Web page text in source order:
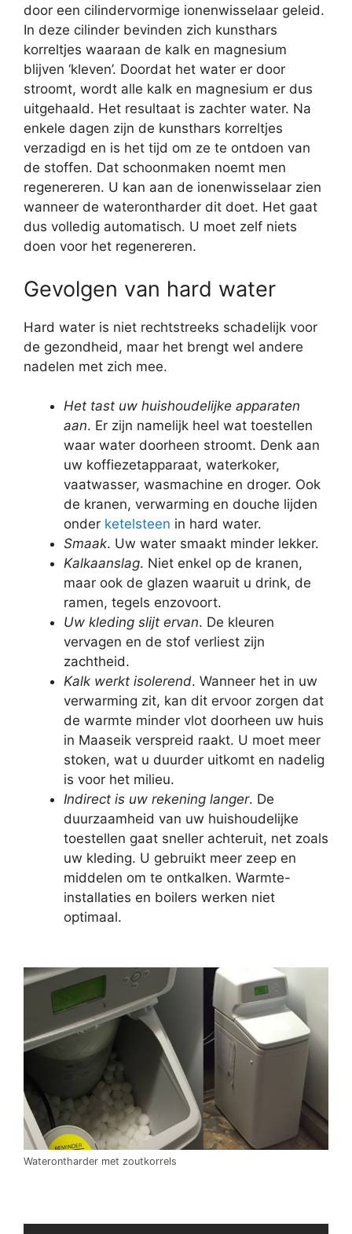
door een cilindervormige ionenwisselaar geleid.
In deze cilinder bevinden zich kunsthars
korreltjes waaraan de kalk en magnesium
blijven ‘kleven’. Doordat het water er door
stroomt, wordt alle kalk en magnesium er dus
uitgehaald. Het resultaat is zachter water. Na
enkele dagen zijn de kunsthars korreltjes
verzadigd en is het tijd om ze te ontdoen van
de stoffen. Dat schoonmaken noemt men
regenereren. U kan aan de ionenwisselaar zien
wanneer de waterontharder dit doet. Het gaat
dus volledig automatisch. U moet zelf niets
doen voor het regenereren.
Gevolgen van hard water
Hard water is niet rechtstreeks schadelijk voor
de gezondheid, maar het brengt wel andere
nadelen met zich mee.
Het tast uw huishoudelijke apparaten
aan. Er zijn namelijk heel wat toestellen
waar water doorheen stroomt. Denk aan
uw koffiezetapparaat, waterkoker,
vaatwasser, wasmachine en droger. Ook
de kranen, verwarming en douche lijden
onder ketelsteen in hard water.
Smaak. Uw water smaakt minder lekker.
Kalkaanslag. Niet enkel op de kranen,
maar ook de glazen waaruit u drink, de
ramen, tegels enzovoort.
Uw kleding slijt ervan. De kleuren
vervagen en de stof verliest zijn
zachtheid.
Kalk werkt isolerend. Wanneer het in uw
verwarming zit, kan dit ervoor zorgen dat
de warmte minder vlot doorheen uw huis
in Maaseik verspreid raakt. U moet meer
stoken, wat u duurder uitkomt en nadelig
is voor het milieu.
Indirect is uw rekening langer. De
duurzaamheid van uw huishoudelijke
toestellen gaat sneller achteruit, net zoals
uw kleding. U gebruikt meer zeep en
middelen om te ontkalken. Warmte-
installaties en boilers werken niet
optimaal.
Waterontharder met zoutkorrels